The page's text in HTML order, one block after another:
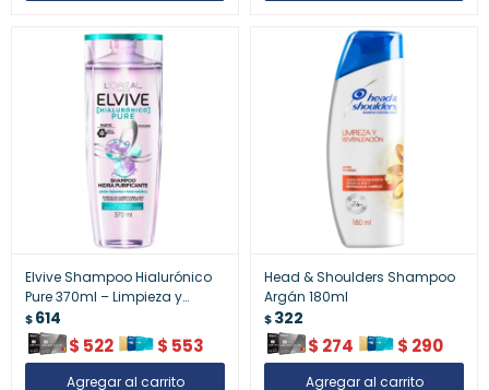
Elvive Shampoo Hialurónico
Pure 370ml – Limpieza y
Hidratación Profunda
$614
$ 522 $ 553
Head & Shoulders Shampoo
Argán 180ml
$322
$ 274 $ 290